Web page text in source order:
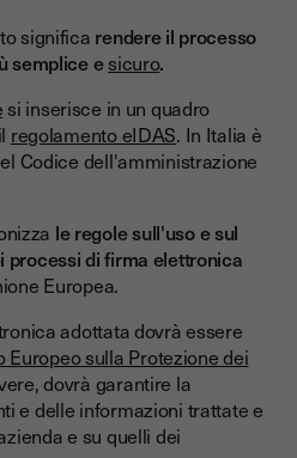
significa rendere il processo
semplice esicuro.
si inserisce in un quadro
regolamento eIDAS. In Italia è
Codice dell'amministrazione
le regole sull'uso e sul
processi di firma elettronica
Europea.
adottata dovrà essere
Europeo sulla Protezione dei
dovrà garantire la
e delle informazioni trattate e
e su quelli dei